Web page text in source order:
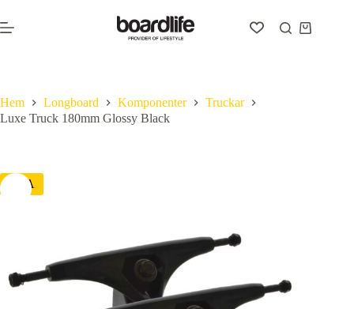
till
innehåll
Varukorg
Hem Longboard Komponenter
Truckar
Luxe Truck 180mm Glossy Black
REA